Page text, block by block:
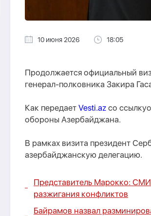
10 июня 2026 18:05
Продолжается официальный
генерал-полковника Закира
Как передает Vesti.az со
обороны Азербайджана.
В рамках визита президент
азербайджанскую делегацию.
Представитель Марокко:
разжигания конфликтов
Байрамов назвал